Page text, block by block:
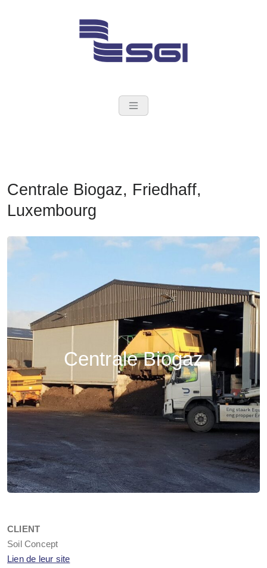
SGI Groupe
Centrale Biogaz, Friedhaff,
Luxembourg
Centrale Biogaz
CLIENT
Soil Concept
Lien de leur site